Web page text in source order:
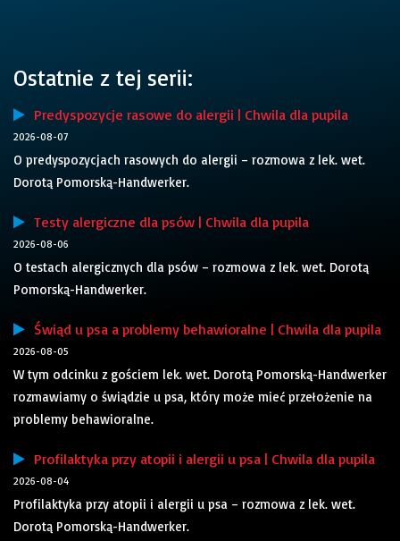
Ostatnie z tej serii:
Predyspozycje rasowe do alergii | Chwila dla pupila
2026-08-07
O predyspozycjach rasowych do alergii – rozmowa z lek. wet.
Dorotą Pomorską-Handwerker.
Testy alergiczne dla psów | Chwila dla pupila
2026-08-06
O testach alergicznych dla psów – rozmowa z lek. wet. Dorotą
Pomorską-Handwerker.
Świąd u psa a problemy behawioralne | Chwila dla pupila
2026-08-05
W tym odcinku z gościem lek. wet. Dorotą Pomorską-Handwerker
rozmawiamy o świądzie u psa, który może mieć przełożenie na
problemy behawioralne.
Profilaktyka przy atopii i alergii u psa | Chwila dla pupila
2026-08-04
Profilaktyka przy atopii i alergii u psa – rozmowa z lek. wet.
Dorotą Pomorską-Handwerker.